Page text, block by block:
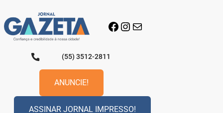
para
o
conteúdo
Facebook
Instagram
E-mail
(55) 3512-2811
ANUNCIE!
ASSINAR JORNAL IMPRESSO!